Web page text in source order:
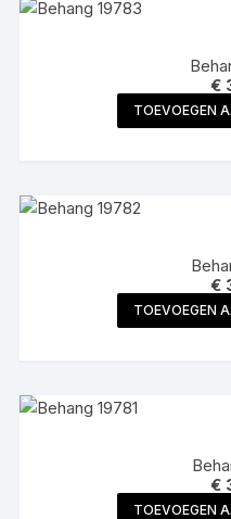
€
TOEVOEGEN
€
TOEVOEGEN
€
TOEVOEGEN